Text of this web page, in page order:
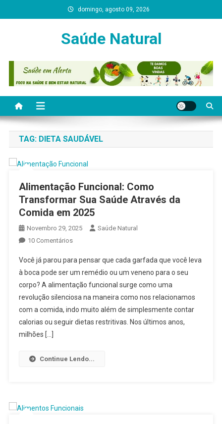
to
domingo, agosto 09, 2026
Saúde Natural
TAG: DIETA SAUDÁVEL
Alimentação Funcional: Como
Transformar Sua Saúde Através da
Comida em 2025
Novembro 29, 2025
Saúde Natural
10 ComentáriosEm
Funcional:
Como
Transformar
Sua
Saúde
Através
Você já parou para pensar que cada garfada que você leva
à boca pode ser um remédio ou um veneno para o seu
corpo? A alimentação funcional surge como uma
revolução silenciosa na maneira como nos relacionamos
com a comida, indo muito além de simplesmente contar
calorias ou seguir dietas restritivas. Nos últimos anos,
milhões […]
Continue Lendo...